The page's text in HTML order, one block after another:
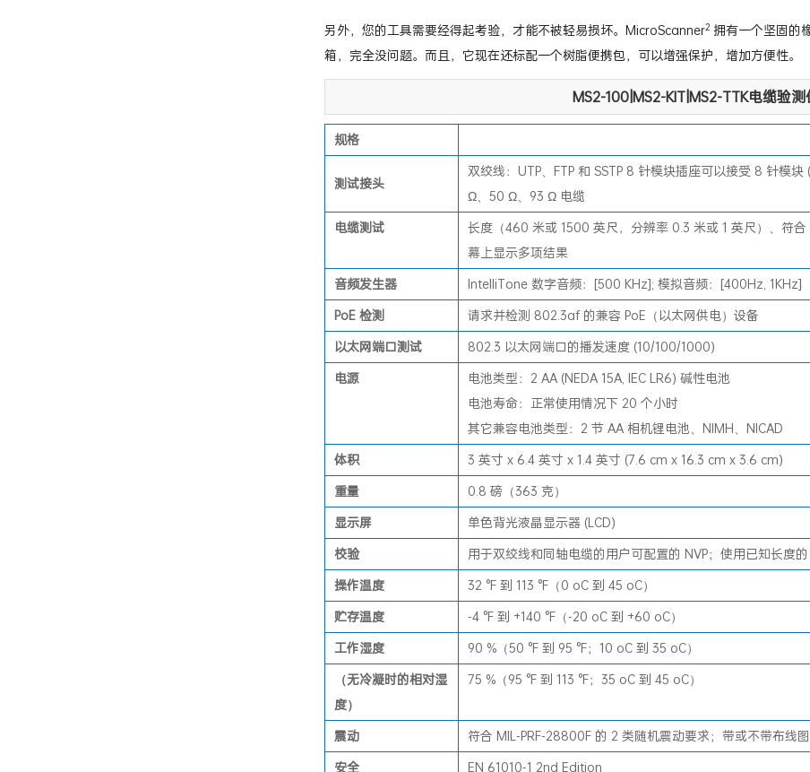
另外，您的工具需要经得起考验，才能不被轻易损坏。MicroScanner2 拥有一个坚固的
箱，完全没问题。而且，它现在还标配一个树脂便携包，可以增强保护，增加方便性。
MS2-100|MS2-KIT|MS2-TTK电缆验测
规格
测试接头
双绞线：UTP、FTP 和 SSTP 8 针模块插座可以接受 8 针模
Ω、50 Ω、93 Ω 电缆
电缆测试
长度（460 米或 1500 英尺，分辨率 0.3 米或 1 英尺）、符
幕上显示多项结果
音频发生器
IntelliTone 数字音频：[500 KHz]; 模拟音频：[400Hz, 1KHz]
PoE 检测
请求并检测 802.3af 的兼容 PoE（以太网供电）设备
以太网端口测试
802.3 以太网端口的播发速度 (10/100/1000)
电源
电池类型：2 AA (NEDA 15A, IEC LR6) 碱性电池
电池寿命：正常使用情况下 20 个小时
其它兼容电池类型：2 节 AA 相机锂电池、NIMH、NICAD
体积
3 英寸 x 6.4 英寸 x 1.4 英寸 (7.6 cm x 16.3 cm x 3.6 cm)
重量
0.8 磅（363 克）
显示屏
单色背光液晶显示器 (LCD)
校验
用于双绞线和同轴电缆的用户可配置的 NVP；使用已知长度
操作温度
32 °F 到 113 °F（0 oC 到 45 oC）
贮存温度
-4 °F 到 +140 °F（-20 oC 到 +60 oC）
工作湿度
90 %（50 °F 到 95 °F；10 oC 到 35 oC）
（无冷凝时的相对湿
度）
75 %（95 °F 到 113 °F；35 oC 到 45 oC）
震动
符合 MIL-PRF-28800F 的 2 类随机震动要求；带或不带布线
安全
EN 61010-1 2nd Edition